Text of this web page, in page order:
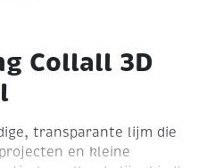
Collall 3D
transparante lijm die
en kleine